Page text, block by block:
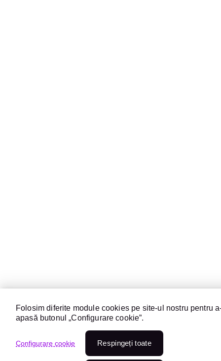
Folosim diferite module cookies pe site-ul nostru pentru
apasă butonul „Configurare cookie”.
Configurare cookie Respingeți toate